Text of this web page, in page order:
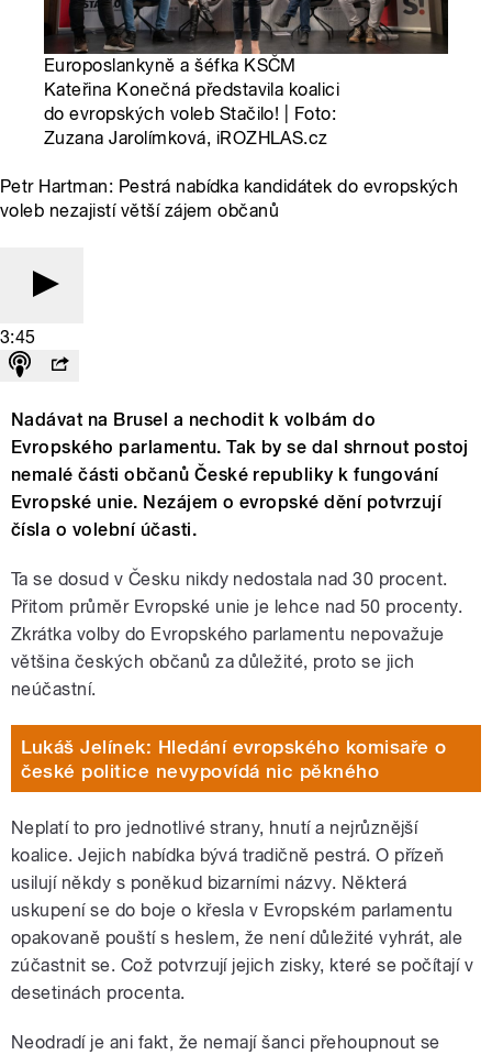
Europoslankyně a šéfka KSČM
Kateřina Konečná představila koalici
do evropských voleb Stačilo! | Foto:
Zuzana Jarolímková, iROZHLAS.cz
Petr Hartman: Pestrá nabídka kandidátek do evropských
voleb nezajistí větší zájem občanů
3:45
Nadávat na Brusel a nechodit k volbám do
Evropského parlamentu. Tak by se dal shrnout postoj
nemalé části občanů České republiky k fungování
Evropské unie. Nezájem o evropské dění potvrzují
čísla o volební účasti.
Ta se dosud v Česku nikdy nedostala nad 30 procent.
Přitom průměr Evropské unie je lehce nad 50 procenty.
Zkrátka volby do Evropského parlamentu nepovažuje
většina českých občanů za důležité, proto se jich
neúčastní.
Lukáš Jelínek: Hledání evropského komisaře o
české politice nevypovídá nic pěkného
Neplatí to pro jednotlivé strany, hnutí a nejrůznější
koalice. Jejich nabídka bývá tradičně pestrá. O přízeň
usilují někdy s poněkud bizarními názvy. Některá
uskupení se do boje o křesla v Evropském parlamentu
opakovaně pouští s heslem, že není důležité vyhrát, ale
zúčastnit se. Což potvrzují jejich zisky, které se počítají v
desetinách procenta.
Neodradí je ani fakt, že nemají šanci přehoupnout se